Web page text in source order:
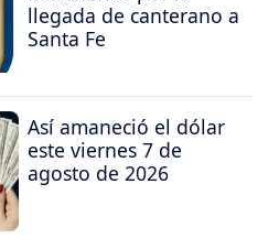
llegada de canterano a
Santa Fe
Así amaneció el dólar
este viernes 7 de
agosto de 2026